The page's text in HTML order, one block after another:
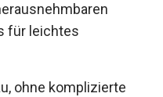
für leichtes
ohne komplizierte